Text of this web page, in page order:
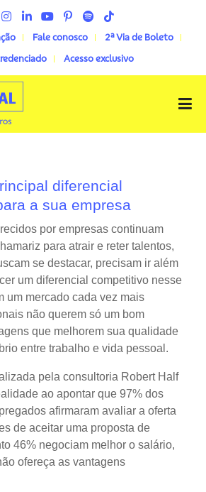
Fale conosco
2ª Via de Boleto
Acesso exclusivo
Menu
diferencial
a sua empresa
por empresas continuam
para atrair e reter talentos,
se destacar, precisam ir além
um diferencial competitivo nesse
um mercado cada vez mais
não querem só um bom
que melhorem sua qualidade
entre trabalho e vida pessoal.
pela consultoria Robert Half
ao apontar que 97% dos
afirmaram avaliar a oferta
de aceitar uma proposta de
46% negociam melhor o salário,
ofereça as vantagens